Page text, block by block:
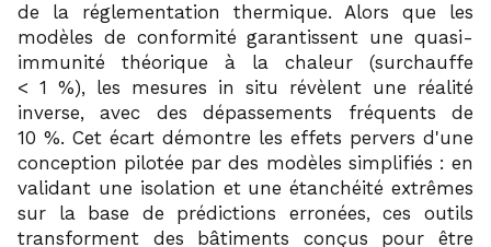
de la réglementation thermique. Alors que les
modèles de conformité garantissent une quasi-
immunité théorique à la chaleur (surchauffe
< 1 %), les mesures in situ révèlent une réalité
inverse, avec des dépassements fréquents de
10 %. Cet écart démontre les effets pervers d'une
conception pilotée par des modèles simplifiés : en
validant une isolation et une étanchéité extrêmes
sur la base de prédictions erronées, ces outils
transforment des bâtiments conçus pour être